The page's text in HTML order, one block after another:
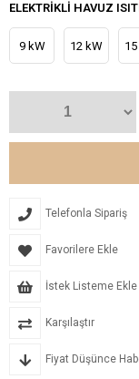
ELEKTRIKLI HAVUZ
9 kW 12 kW
Telefonla Sipariş
Favorilere Ekle
İstek Listeme Ekle
Karşılaştır
Fiyat Düşünce